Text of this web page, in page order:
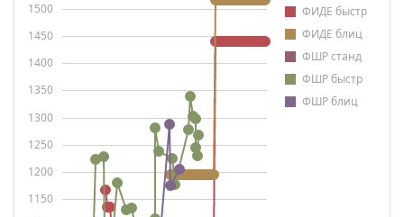
ФИДЕ быстр
ФИДЕ блиц
ФШР станд
ФШР быстр
ФШР блиц
1150
1200
1250
1300
1350
1400
1450
1500